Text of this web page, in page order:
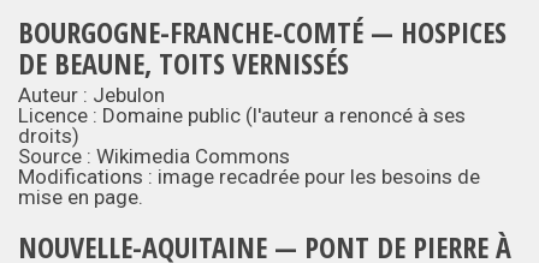
BOURGOGNE-FRANCHE-COMTÉ — HOSPICES
DE BEAUNE, TOITS VERNISSÉS
Auteur : Jebulon
Licence : Domaine public (l'auteur a renoncé à ses
droits)
Source : Wikimedia Commons
Modifications : image recadrée pour les besoins de
mise en page.
NOUVELLE-AQUITAINE — PONT DE PIERRE À